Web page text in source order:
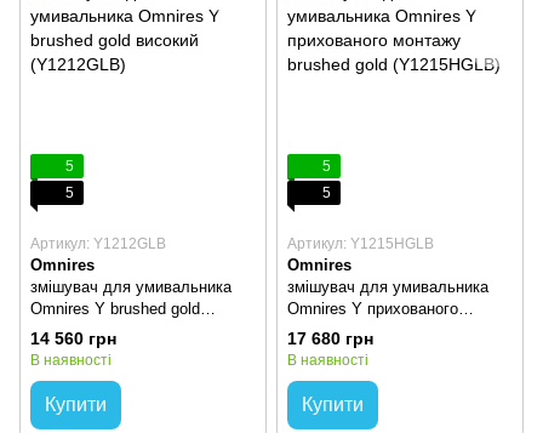
5
5
Артикул: Y1212GLB
Omnires
змішувач для умивальника
Omnires Y brushed gold
високий (Y1212GLB)
14 560 грн
В наявності
Купити
5
5
Артикул: Y1215HGLB
Omnires
змішувач для умивальника
Omnires Y прихованого
монтажу brushed gold
(Y1215HGLB)
17 680 грн
В наявності
Купити